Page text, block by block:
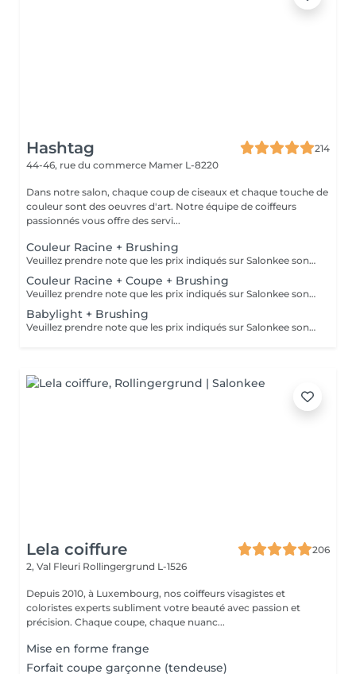
Hashtag
214
44-46, rue du commerce Mamer L-8220
Dans notre salon, chaque coup de ciseaux et chaque touche de
couleur sont des oeuvres d'art. Notre équipe de coiffeurs
passionnés vous offre des servi...
Couleur Racine + Brushing
Veuillez prendre note que les prix indiqués sur Salonkee sont communiqués à titre informatif et s'entendent de base. Ces derniers sont susceptibles de varier selon le diagnostic réalisé à votre arrivée au salon et l'expertise du professionnel à qui vous confiez votre beauté. Dans tous les cas, un devis précis vous sera proposé et toutes réalisations de prestations seront effectuées avec votre accord. Un grand merci d'avance pour votre compréhension. Au plaisir de vous recevoir très vite.
Couleur Racine + Coupe + Brushing
Veuillez prendre note que les prix indiqués sur Salonkee sont communiqués à titre informatif et s'entendent de base. Ces derniers sont susceptibles de varier selon le diagnostic réalisé à votre arrivée au salon et l'expertise du professionnel à qui vous confiez votre beauté. Dans tous les cas, un devis précis vous sera proposé et toutes réalisations de prestations seront effectuées avec votre accord. Un grand merci d'avance pour votre compréhension. Au plaisir de vous recevoir très vite.
Babylight + Brushing
Veuillez prendre note que les prix indiqués sur Salonkee sont communiqués à titre informatif et s'entendent de base. Ces derniers sont susceptibles de varier selon le diagnostic réalisé à votre arrivée au salon et l'expertise du professionnel à qui vous confiez votre beauté. Dans tous les cas, un devis précis vous sera proposé et toutes réalisations de prestations seront effectuées avec votre accord. Un grand merci d'avance pour votre compréhension. Au plaisir de vous recevoir très vite.
Lela coiffure
206
2, Val Fleuri Rollingergrund L-1526
Depuis 2010, à Luxembourg, nos coiffeurs visagistes et
coloristes experts subliment votre beauté avec passion et
précision. Chaque coupe, chaque nuanc...
Mise en forme frange
Forfait coupe garçonne (tendeuse)